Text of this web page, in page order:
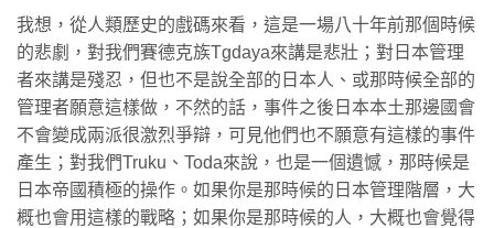
我想，從人類歷史的戲碼來看，這是一場八十年前那個時候
的悲劇，對我們賽德克族Tgdaya來講是悲壯；對日本管理
者來講是殘忍，但也不是說全部的日本人、或那時候全部的
管理者願意這樣做，不然的話，事件之後日本本土那邊國會
不會變成兩派很激烈爭辯，可見他們也不願意有這樣的事件
產生；對我們Truku、Toda來說，也是一個遺憾，那時候是
日本帝國積極的操作。如果你是那時候的日本管理階層，大
概也會用這樣的戰略；如果你是那時候的人，大概也會覺得